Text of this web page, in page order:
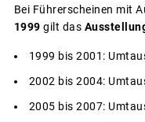
Bei Führerscheinen mit
1999 gilt das
1999 bis 2001:
2002 bis 2004:
2005 bis 2007: